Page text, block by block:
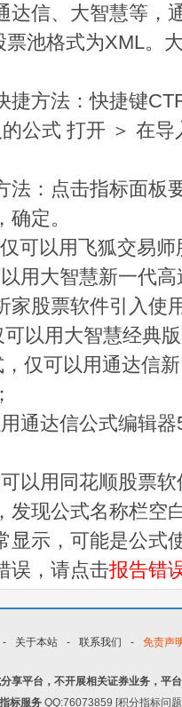
达信、大智慧等，
票池格式为XML。
捷方法：快捷键
公式 打开 ＞ 在
法：点击指标面板
定。
可以用飞狐交易
用大智慧新一代
家股票软件引入使
以用大智慧经典
仅可以用通达信
通达信公式编辑
以用同花顺股票
发现公式名称栏空
显示，可能是公式
误，请点击报告错
- 关于本站 - 联系我们 - 免责声
享平台，不开展相关证券业务，平
标服务 QQ:76073859 [积分指标问